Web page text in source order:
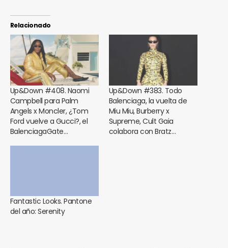
Relacionado
Up&Down #408. Naomi
Campbell para Palm
Angels x Moncler, ¿Tom
Ford vuelve a Gucci?, el
BalenciagaGate…
Up&Down #383. Todo
Balenciaga, la vuelta de
Miu Miu, Burberry x
Supreme, Cult Gaia
colabora con Bratz…
Fantastic Looks. Pantone
del año: Serenity